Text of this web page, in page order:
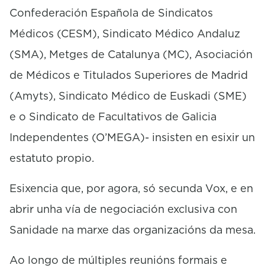
Confederación Española de Sindicatos
Médicos (CESM), Sindicato Médico Andaluz
(SMA), Metges de Catalunya (MC), Asociación
de Médicos e Titulados Superiores de Madrid
(Amyts), Sindicato Médico de Euskadi (SME)
e o Sindicato de Facultativos de Galicia
Independentes (O’MEGA)- insisten en esixir un
estatuto propio.
Esixencia que, por agora, só secunda Vox, e en
abrir unha vía de negociación exclusiva con
Sanidade na marxe das organizacións da mesa.
Ao longo de múltiples reunións formais e